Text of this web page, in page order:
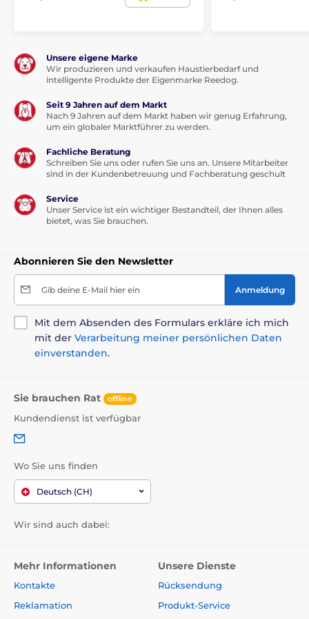
Lavendel, Eibischwurzel, Hagebutten.
Protein 33 %, Fettgehalt 20 %, Rohfaser 5 %, Rohasche
Omega 3 1 %, DHA 0,3 %, EPA 0,3 %, Glucosamin 1400
mg/kg, Chondroitin 900 mg/kg.
Technologische Zusatzstoffe: Tocopherol-Extrakt aus
pflanzlichen Ölen: 121 mg, Zitronensäure: 40 mg.
Sensorische Zusatzstoffe: Rosmarinextrakt: 80 mg.
Ernährungsphysiologische Zusatzstoffe: 3a890
Vitamin B5: 8mg, 3a831 Vitamin B6: 7,5mg, 3a672a
Vitamin A: 3750 IU, 3a671 Vitamin D3: 500 IU, 3a700
Vitamin E: 50 IU. Zootechnische Zusatzstoffe: 4b1707
Energiegehalt:
Unsere eigene Marke
Wir produzieren und verkaufen Haustierbedarf und
intelligente Produkte der Eigenmarke Reedog.
Seit 9 Jahren auf dem Markt
Nach 9 Jahren auf dem Markt haben wir genug Erfahrung,
um ein globaler Marktführer zu werden.
Fachliche Beratung
Schreiben Sie uns oder rufen Sie uns an. Unsere Mitarbeiter
sind in der Kundenbetreuung und Fachberatung geschult
Service
Unser Service ist ein wichtiger Bestandteil, der Ihnen alles
bietet, was Sie brauchen.
Abonnieren Sie den Newsletter
Gib deine E-Mail hier ein Anmeldung
Mit dem Absenden des Formulars erkläre ich mich
mit der Verarbeitung meiner persönlichen Daten
einverstanden.
Sie brauchen Rat offline
Kundendienst ist verfügbar
Wo Sie uns finden
Deutsch (CH)
Wir sind auch dabei:
Mehr Informationen
Kontakte
Reklamation
Unsere Dienste
Rücksendung
Produkt-Service